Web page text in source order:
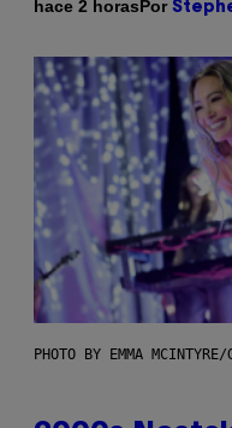
hace 2 horasPor
PHOTO BY EMMA